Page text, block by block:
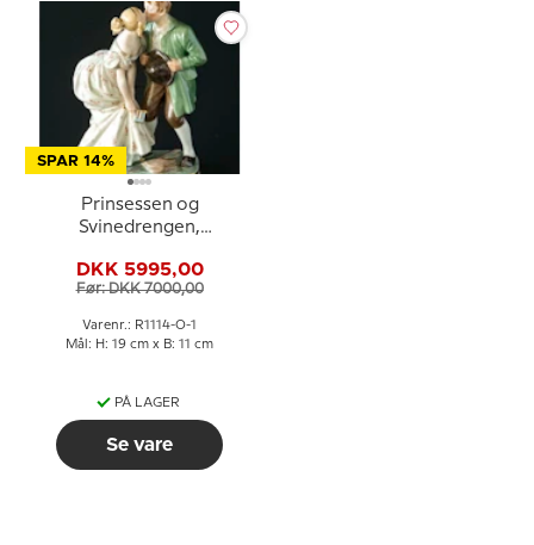
SPAR 14%
Prinsessen og
Svinedrengen,
Copenhagen figur nr.
1114
DKK 5995,00
Før: DKK 7000,00
Varenr.: R1114-O-1
Mål: H: 19 cm x B: 11 cm
PÅ LAGER
Se vare